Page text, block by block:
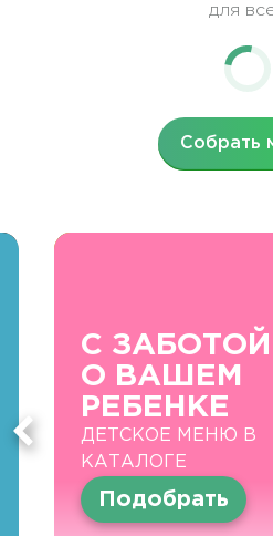
для
Собрать
С ЗАБОТОЙ
О ВАШЕМ
РЕБЕНКЕ
ДЕТСКОЕ МЕНЮ В
КАТАЛОГЕ
Подобрать